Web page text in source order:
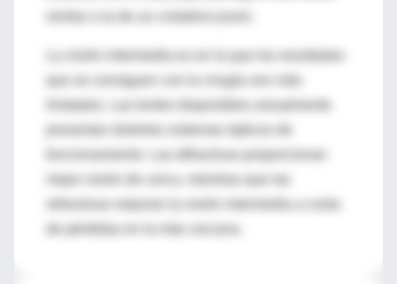
que se consiguen con la cirugía son más